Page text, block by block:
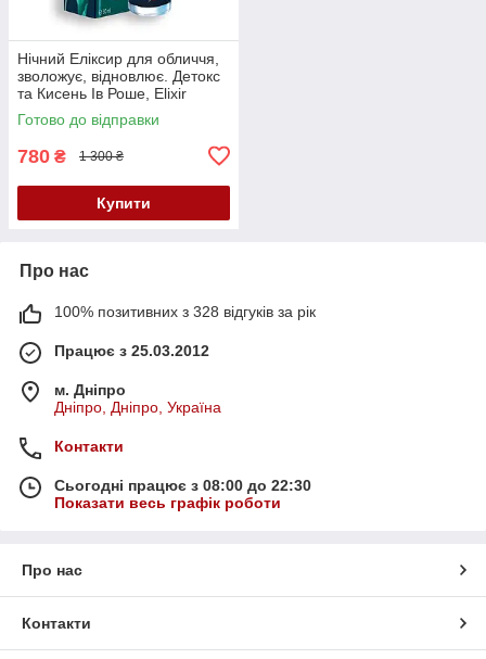
Нічний Еліксир для обличчя,
зволожує, відновлює. Детокс
та Кисень Ів Роше, Elixir
Botanique Yves Rocher, 30 мл
Готово до відправки
780 ₴ 1 300 ₴
Купити
Про нас
100% позитивних з 328 відгуків за рік
Працює з 25.03.2012
м. Дніпро
Дніпро, Дніпро, Україна
Контакти
Сьогодні працює з 08:00 до 22:30
Показати весь графік роботи
Про нас
Контакти